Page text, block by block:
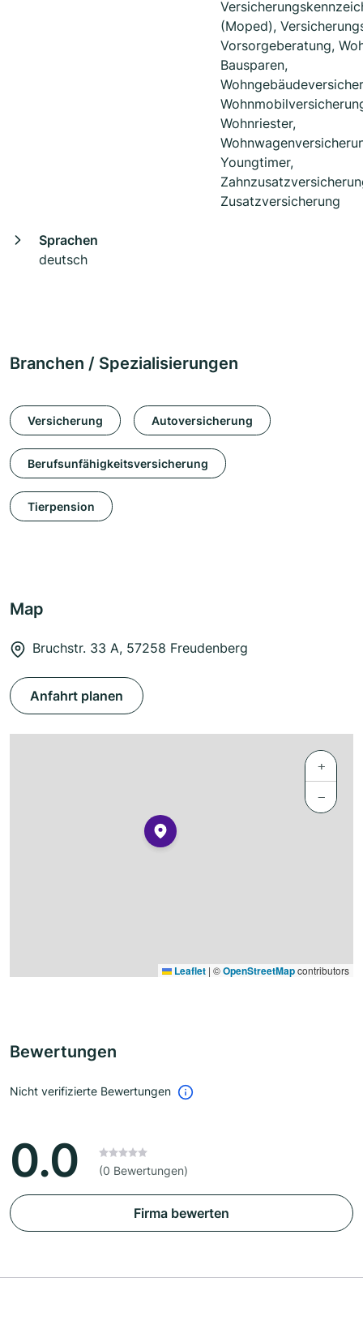
(Moped),
Vorsorgeberatung,
Bausparen,
Wohnriester,
Youngtimer,
Zusatzversicherung
Sprachen
deutsch
Branchen / Spezialisierungen
Versicherung Autoversicherung
Berufsunfähigkeitsversicherung
Tierpension
Map
Bruchstr. 33 A, 57258 Freudenberg
Anfahrt planen
+
−
Leaflet | ©OpenStreetMapcontributors
Bewertungen
Nicht verifizierte Bewertungen
0.0 (0 Bewertungen)
Firma bewerten